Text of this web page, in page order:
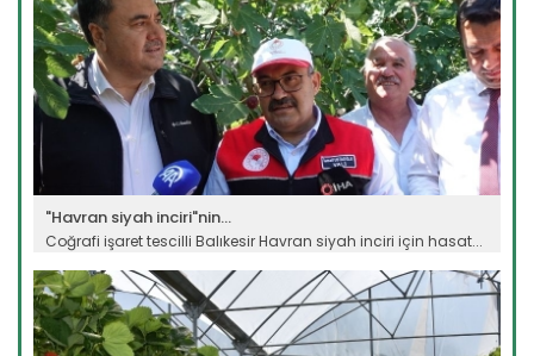
"Havran siyah inciri"nin...
Coğrafi işaret tescilli Balıkesir Havran siyah inciri için hasat...
Devamını Oku ->